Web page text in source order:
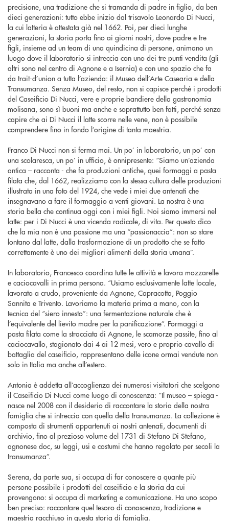
precisione, una tradizione che si tramanda di padre in figlio, da ben
dieci generazioni: tutto ebbe inizio dal trisavolo Leonardo Di Nucci,
la cui latteria è attestata già nel 1662. Poi, per dieci lunghe
generazioni, la storia porta fino ai giorni nostri, dove padre e tre
figli, insieme ad un team di una quindicina di persone, animano un
luogo dove il laboratorio si intreccia con uno dei tre punti vendita (gli
altri sono nel centro di Agnone e a Isernia) e con uno spazio che fa
da trait-d’union a tutta l’azienda: il Museo dell’Arte Casearia e della
Transumanza. Senza Museo, del resto, non si capisce perché i prodotti
del Caseificio Di Nucci, vere e proprie bandiere della gastronomia
molisana, sono sì buoni ma anche e soprattutto ben fatti, perché senza
capire che ai Di Nucci il latte scorre nelle vene, non è possibile
comprendere fino in fondo l’origine di tanta maestria.
Franco Di Nucci non si ferma mai. Un po’ in laboratorio, un po’ con
una scolaresca, un po’ in ufficio, è onnipresente: “Siamo un’azienda
antica – racconta - che fa produzioni antiche, quei formaggi a pasta
filata che, dal 1662, realizziamo con la stessa cultura delle produzioni
illustrata in una foto del 1924, che vede i miei due antenati che
insegnavano a fare il formaggio a venti giovani. La nostra è una
storia bella che continua oggi con i miei figli. Noi siamo immersi nel
latte: per i Di Nucci è una vicenda radicale, di vita. Per questo dico
che la mia non è una passione ma una “passionaccia”: non so stare
lontano dal latte, dalla trasformazione di un prodotto che se fatto
correttamente è uno dei migliori alimenti della storia umana”.
In laboratorio, Francesco coordina tutte le attività e lavora mozzarelle
e caciocavalli in prima persona. “Usiamo esclusivamente latte locale,
lavorato a crudo, proveniente da Agnone, Capracotta, Poggio
Sannita e Trivento. Lavoriamo la materia prima a mano, con la
tecnica del “siero innesto”: una fermentazione naturale che è
l’equivalente del lievito madre per la panificazione”. Formaggi a
pasta filata come la stracciata di Agnone, le scamorze passite, fino al
caciocavallo, stagionato dai 4 ai 12 mesi, vero e proprio cavallo di
battaglia del caseificio, rappresentano delle icone ormai vendute non
solo in Italia ma anche all’estero.
Antonia è addetta all’accoglienza dei numerosi visitatori che scelgono
il Caseificio Di Nucci come luogo di conoscenza: “Il museo – spiega -
nasce nel 2008 con il desiderio di raccontare la storia della nostra
famiglia che si intreccia con quella della transumanza. La collezione è
composta di strumenti appartenuti ai nostri antenati, documenti di
archivio, fino al prezioso volume del 1731 di Stefano Di Stefano,
agnonese doc, su leggi, usi e costumi che hanno regolato per secoli la
transumanza”.
Serena, da parte sua, si occupa di far conoscere a quante più
persone possibile i prodotti del caseificio e la storia da cui
provengono: si occupa di marketing e comunicazione. Ha uno scopo
ben preciso: raccontare quel tesoro di conoscenza, tradizione e
maestria racchiuso in questa storia di famiglia.